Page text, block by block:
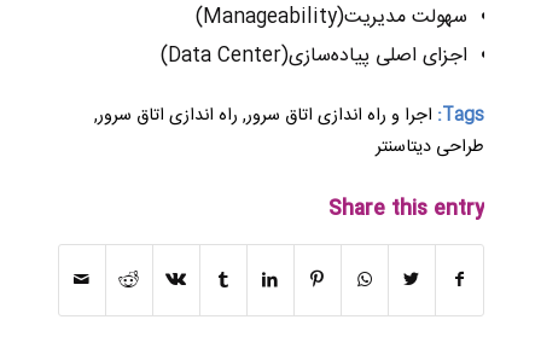
سهولت مدیریت(Manageability)
اجزای اصلی پیاده‌سازی(Data Center)
Tags: اجرا و راه اندازی اتاق سرور, راه اندازی اتاق سرور,
طراحی دیتاسنتر
Share this entry